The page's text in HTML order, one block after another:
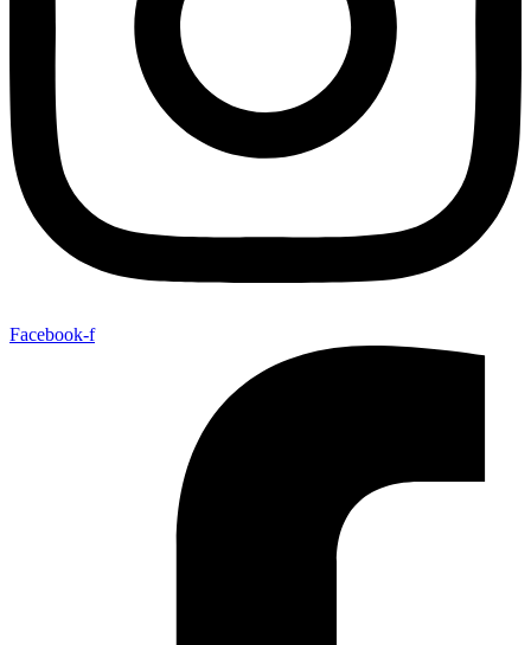
Facebook-f